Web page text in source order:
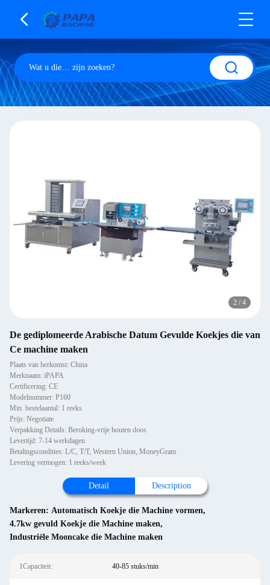
2 / 4
De gediplomeerde Arabische Datum Gevulde Koekjes die van
Ce machine maken
Plaats van herkomst: China
Merknaam: iPAPA
Certificering: CE
Modelnummer: P160
Min. bestelaantal: 1 reeks
Prijs: Negotiate
Verpakking Details: Beroking-vrije houten doos
Levertijd: 7-14 werkdagen
Betalingscondities: L/C, T/T, Western Union, MoneyGram
Levering vermogen: 1 reeks/week
Detail Description
Markeren: Automatisch Koekje die Machine vormen,
4.7kw gevuld Koekje die Machine maken,
Industriële Mooncake die Machine maken
1Capaciteit: 40-85 stuks/min